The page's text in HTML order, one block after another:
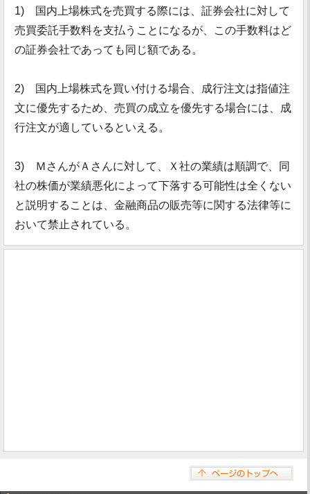
1) 国内上場株式を売買する際には、証券会社に対して
売買委託手数料を支払うことになるが、この手数料はど
の証券会社であっても同じ額である。
2) 国内上場株式を買い付ける場合、成行注文は指値注
文に優先するため、売買の成立を優先する場合には、成
行注文が適しているといえる。
3) ＭさんがＡさんに対して、Ｘ社の業績は順調で、同
社の株価が業績悪化によって下落する可能性は全くない
と説明することは、金融商品の販売等に関する法律等に
おいて禁止されている。